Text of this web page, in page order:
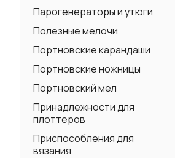
Парогенераторы и утюги
Полезные мелочи
Портновские карандаши
Портновские ножницы
Портновский мел
Принадлежности для
плоттеров
Приспособления для
вязания